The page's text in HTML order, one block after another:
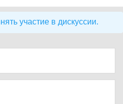
участие в дискуссии.